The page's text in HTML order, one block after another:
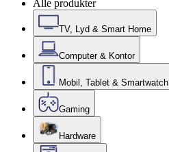
Alle produkter
TV, Lyd & Smart Home
Computer & Kontor
Mobil, Tablet & Smartwatch
Gaming
Hardware